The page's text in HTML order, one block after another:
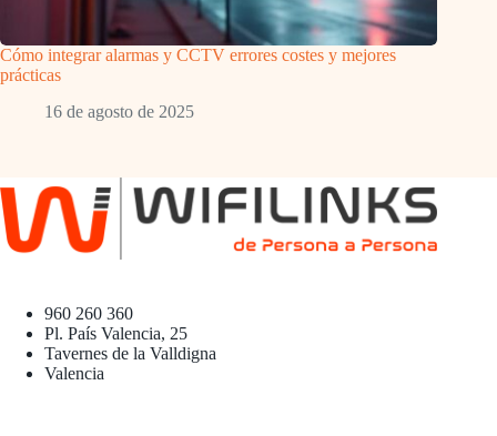
Cómo integrar alarmas y CCTV errores costes y mejores
prácticas
16 de agosto de 2025
960 260 360
Pl. País Valencia, 25
Tavernes de la Valldigna
Valencia